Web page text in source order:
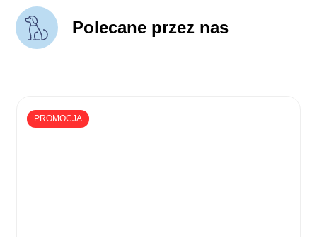
Polecane przez nas
PROMOCJA